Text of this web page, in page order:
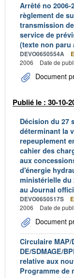
Arrêté no
règlement de
transmission
service de
(texte non paru
DEVO0650554A
2006
Date de
Document
Publié le : 30-10-
Décision du 27
déterminant la
repeuplement
cahier des
aux
d'énergie
ministérielle du
au Journal
DEVO0650517S
2006
Date de
Document
Circulaire MAP/
DE/SDMAGE/
relative aux
Programme de